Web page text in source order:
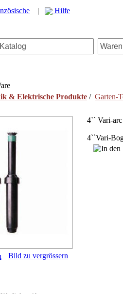
| Hilfe
& Elektrische Produkte / Garten-
Bild zu vergrössern
4`` Vari-
4``Vari-